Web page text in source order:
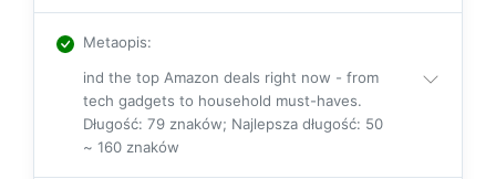
Metaopis:
ind the top Amazon deals right now - from
tech gadgets to household must-haves.
Długość: 79 znaków; Najlepsza długość: 50
~ 160 znaków